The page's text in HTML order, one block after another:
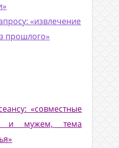
«извлечение
прошлого»
«совместные
и мужем, тема